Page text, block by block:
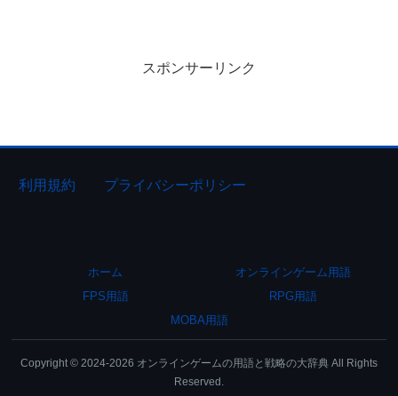
スポンサーリンク
利用規約 プライバシーポリシー
ホーム
オンラインゲーム用語
FPS用語
RPG用語
MOBA用語
Copyright © 2024-2026 オンラインゲームの用語と戦略の大辞典 All Rights
Reserved.